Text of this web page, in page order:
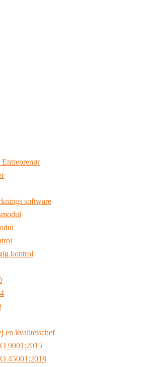
software
kontrol
en kvalitetschef
9001:2015
45001:2018